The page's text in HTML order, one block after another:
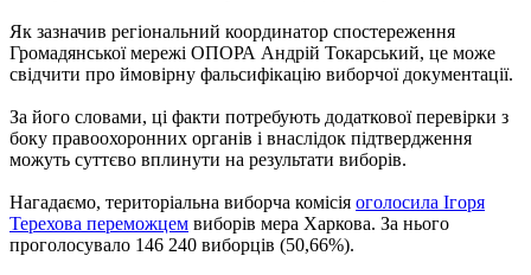
Як зазначив регіональний координатор спостереження
Громадянської мережі ОПОРА Андрій Токарський, це може
свідчити про ймовірну фальсифікацію виборчої документації.
За його словами, ці факти потребують додаткової перевірки з
боку правоохоронних органів і внаслідок підтвердження
можуть суттєво вплинути на результати виборів.
Нагадаємо, територіальна виборча комісія оголосила Ігоря
Терехова переможцем виборів мера Харкова. За нього
проголосувало 146 240 виборців (50,66%).